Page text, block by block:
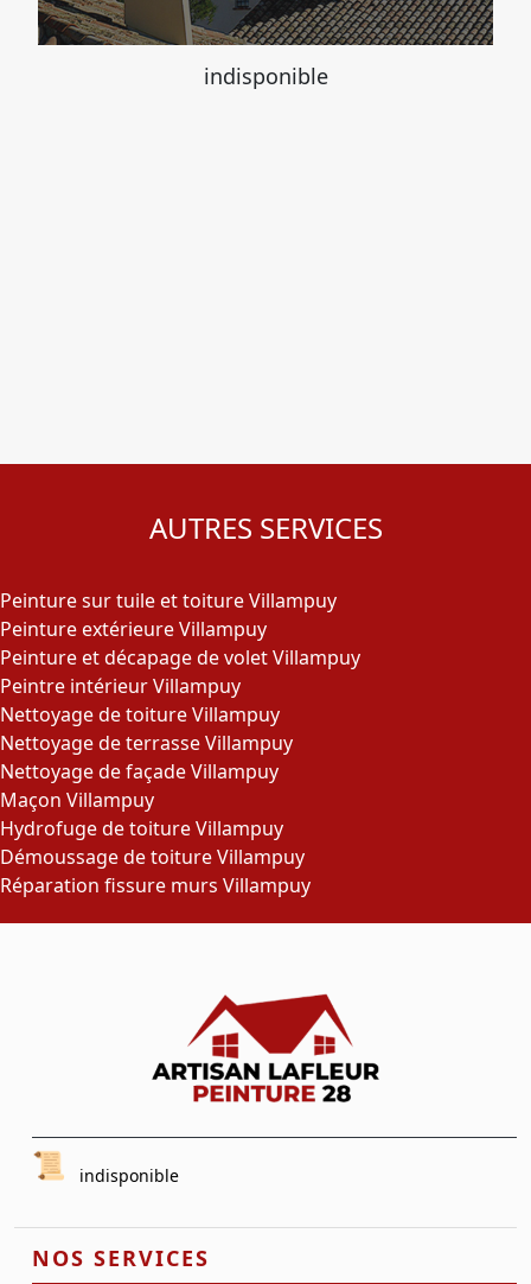
indisponible
AUTRES SERVICES
Peinture sur tuile et toiture Villampuy
Peinture extérieure Villampuy
Peinture et décapage de volet Villampuy
Peintre intérieur Villampuy
Nettoyage de toiture Villampuy
Nettoyage de terrasse Villampuy
Nettoyage de façade Villampuy
Maçon Villampuy
Hydrofuge de toiture Villampuy
Démoussage de toiture Villampuy
Réparation fissure murs Villampuy
indisponible
NOS SERVICES